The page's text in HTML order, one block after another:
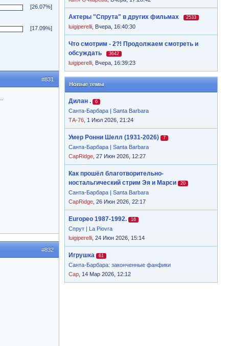
Актеры "Спрута" в других фильмах 2533
luigiperelli Вчера, 16:40:30
Что смотрим - 2?! Продолжаем смотреть и
обсуждать
3642
luigiperelli Вчера, 16:39:23
Новые темы
Дилан . 6
Санта-Барбара | Santa Barbara
ТА-76 , 1 Июл 2026, 21:24
Умер Ронни Шелл (1931-2026) 7
Санта-Барбара | Santa Barbara
CapRidge , 27 Июн 2026, 12:27
Как прошёл благотворительно-
ностальгический стрим Эя и Марси
20
Санта-Барбара | Santa Barbara
CapRidge , 26 Июн 2026, 22:17
Europeo 1987-1992. 16
Спрут | La Piovra
luigiperelli , 24 Июн 2026, 15:14
Игрушка 61
Санта-Барбара: законченные фанфики
Cap , 14 Мар 2026, 12:12
[26.07%]
[17.09%]
#831
#832